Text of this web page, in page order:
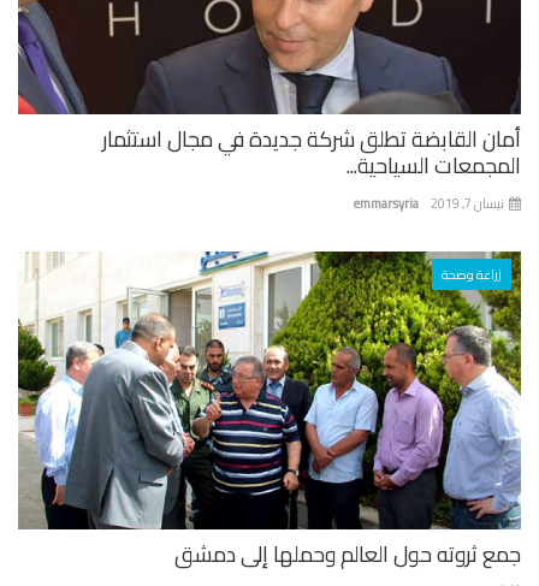
القابضة تطلق شركة جديدة في مجال استثمار
السياحية...
emmarsyria 7, 2019
زراعة وصحة
ثروته حول العالم وحملها إلى دمشق